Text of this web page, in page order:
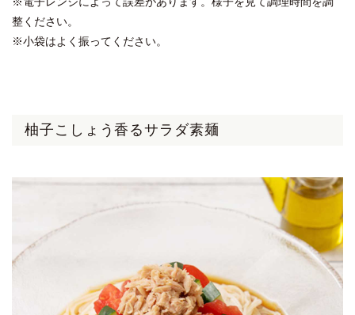
整ください。
※小袋はよく振ってください。
柚子こしょう香るサラダ素麺